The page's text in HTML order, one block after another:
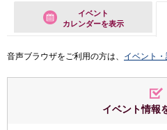
イベント
カレンダーを表示
音声ブラウザをご利用の方は、 イベント
イベント情報